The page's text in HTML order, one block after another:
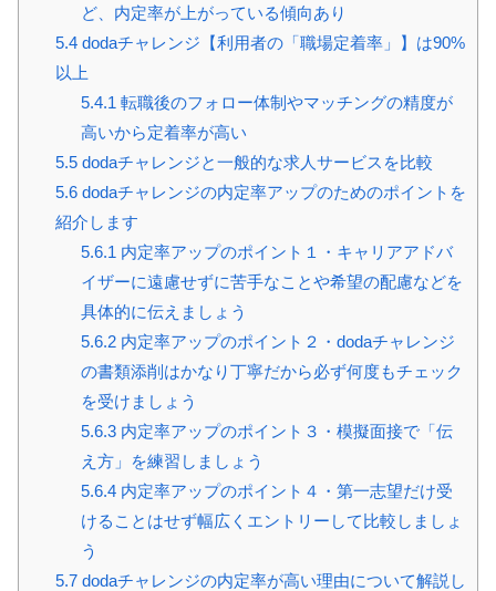
ど、内定率が上がっている傾向あり
5.4dodaチャレンジ【利用者の「職場定着率」】は90%
以上
5.4.1 転職後のフォロー体制やマッチングの精度が
高いから定着率が高い
5.5dodaチャレンジと一般的な求人サービスを比較
5.6dodaチャレンジの内定率アップのためのポイントを
紹介します
5.6.1 内定率アップのポイント１・キャリアアドバ
イザーに遠慮せずに苦手なことや希望の配慮などを
具体的に伝えましょう
5.6.2内定率アップのポイント２・dodaチャレンジ
の書類添削はかなり丁寧だから必ず何度もチェック
を受けましょう
5.6.3内定率アップのポイント３・模擬面接で「伝
え方」を練習しましょう
5.6.4内定率アップのポイント４・第一志望だけ受
けることはせず幅広くエントリーして比較しましょ
う
5.7dodaチャレンジの内定率が高い理由について解説し